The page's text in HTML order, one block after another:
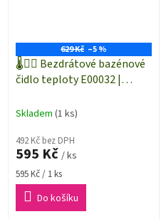
629 Kč –5 %
🌡️🏊‍♀️ Bezdrátové bazénové
čidlo teploty E00032 |
teploměr
Skladem (1 ks)
492 Kč bez DPH
595 Kč / ks
Měrná
cena:
595 Kč / 1 ks
Do košíku